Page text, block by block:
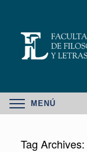
MENÚ
Tag Archives: